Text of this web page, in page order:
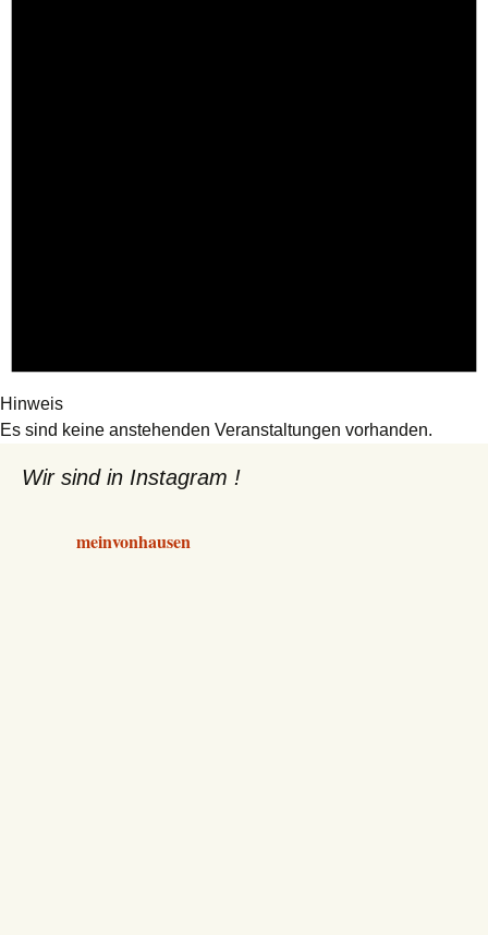
Hinweis
Es sind keine anstehenden Veranstaltungen vorhanden.
Wir sind in Instagram !
meinvonhausen